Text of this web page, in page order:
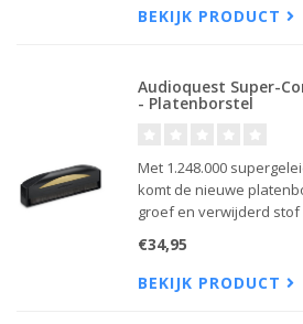
Concorde MkII ontwierp.
BEKIJK PRODUCT
Audioquest Super-
- Platenborstel
Met 1.248.000
komt de nieuwe
groef en verwijderd stof
€34,95
BEKIJK PRODUCT